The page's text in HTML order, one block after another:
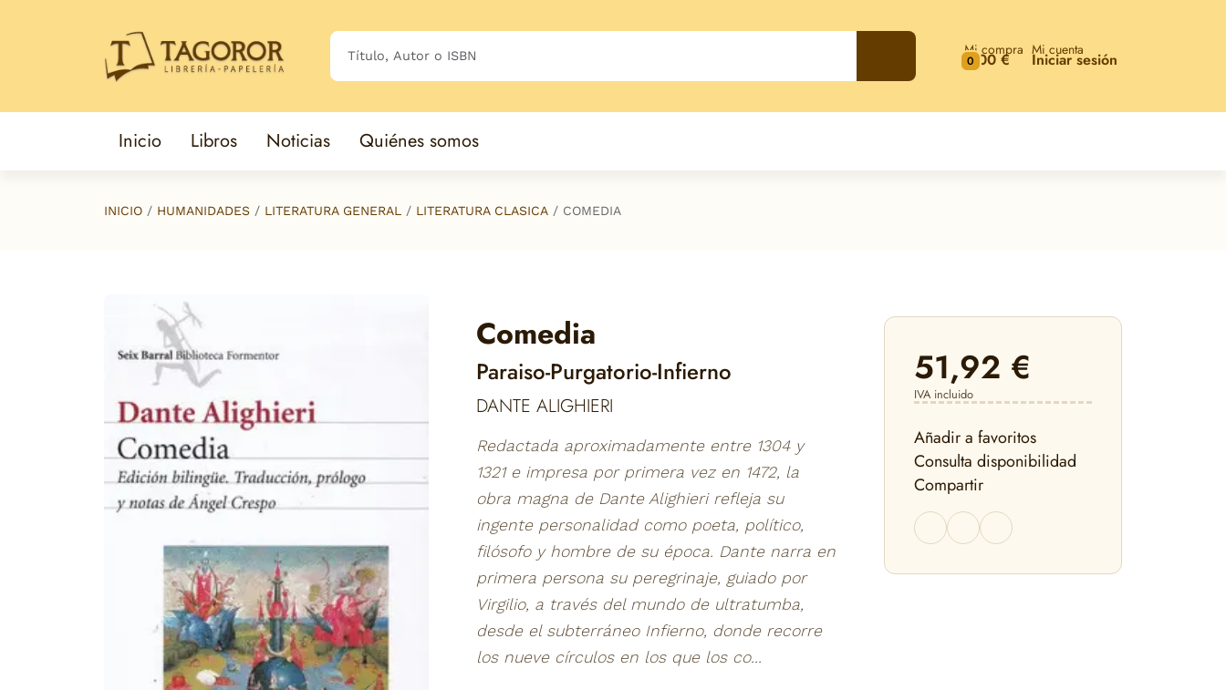
0
Mi compra
0,00 € Mi cuenta
Iniciar sesión
Inicio Libros Noticias Quiénes somos
INICIO HUMANIDADES LITERATURA GENERAL LITERATURA CLASICA COMEDIA
Comedia
Paraiso-Purgatorio-Infierno
DANTE ALIGHIERI
Redactada aproximadamente entre 1304 y
1321 e impresa por primera vez en 1472, la
obra magna de Dante Alighieri refleja su
ingente personalidad como poeta, político,
filósofo y hombre de su época. Dante narra en
primera persona su peregrinaje, guiado por
Virgilio, a través del mundo de ultratumba,
desde el subterráneo Infierno, donde recorre
los nueve círculos en los que los co...
51,92 €
IVA incluido
Añadir a favoritos
Consulta disponibilidad
Compartir